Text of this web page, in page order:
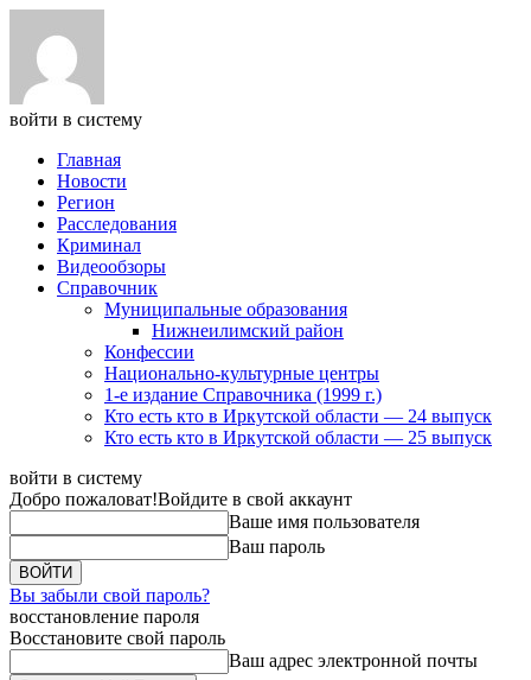
войти в систему
Главная
Новости
Регион
Расследования
Криминал
Видеообзоры
Справочник
Муниципальные образования
Нижнеилимский район
Конфессии
Национально-культурные центры
1-е издание Справочника (1999 г.)
Кто есть кто в Иркутской области — 24 выпуск
Кто есть кто в Иркутской области — 25 выпуск
войти в систему
Добро пожаловат!Войдите в свой аккаунт
Ваше имя пользователя
Ваш пароль
Вы забыли свой пароль?
восстановление пароля
Восстановите свой пароль
Ваш адрес электронной почты